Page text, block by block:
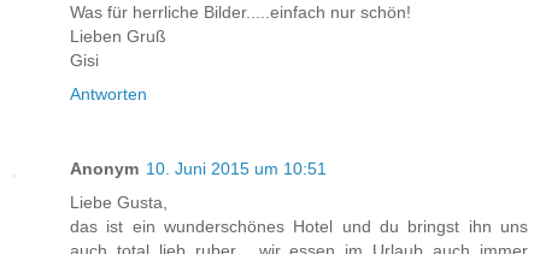
Was für herrliche Bilder.....einfach nur schön!
Lieben Gruß
Gisi
Antworten
Anonym 10. Juni 2015 um 10:51
Liebe Gusta,
das ist ein wunderschönes Hotel und du bringst ihn uns